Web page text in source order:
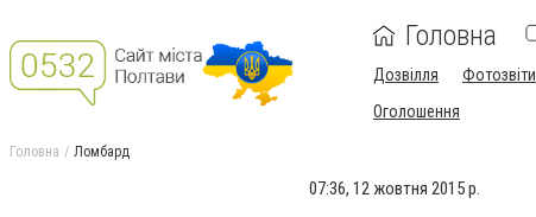
Головна
Дозвілля Фотозвіти
Оголошення
Головна Ломбард
07:36, 12 жовтня 2015 р.